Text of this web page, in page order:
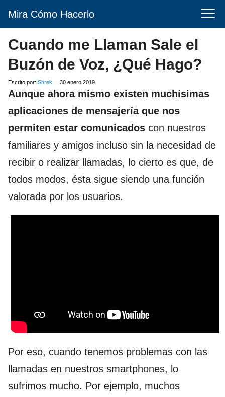
Mira Cómo Hacerlo
Cuando me Llaman Sale el
Buzón de Voz, ¿Qué Hago?
Escrito por: Shrek 30 enero 2019
Aunque ahora mismo existen muchísimas
aplicaciones de mensajería que nos
permiten estar comunicados con nuestros
familiares y amigos incluso sin la necesidad de
recibir o realizar llamadas, lo cierto es que, de
todos modos, ésta sigue siendo una función
valorada por los usuarios.
Por eso, cuando tenemos problemas con las
llamadas en nuestros smartphones, lo
sufrimos mucho. Por ejemplo, muchos